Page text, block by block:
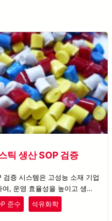
틱 생산 SOP 검증
증 시스템은 고성능 소재 기업
, 운영 효율성을 높이고 생산
.
준수 석유화학